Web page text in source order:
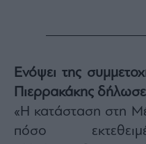
Mononews100
Ενόψει της
Πιερρακάκης
«Η κατάσταση στη
πόσο